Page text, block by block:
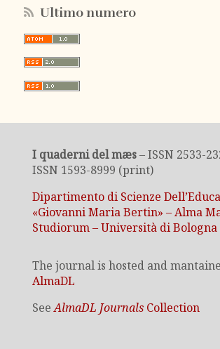
Ultimo numero
I quaderni del mæs– ISSN 2533-
ISSN 1593-8999 (print)
Dipartimento di Scienze
«Giovanni Maria Bertin» – Alma
Studiorum – Università di Bologna
The journal is hosted and
AlmaDL
SeeAlmaDL JournalsCollection